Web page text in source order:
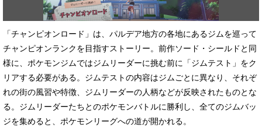
「チャンピオンロード」は、パルデア地方の各地にあるジムを巡って
チャンピオンランクを目指すストーリー。前作ソード・シールドと同
様に、ポケモンジムではジムリーダーに挑む前に「ジムテスト」をク
リアする必要がある。ジムテストの内容はジムごとに異なり、それぞ
れの街の風習や特徴、ジムリーダーの人柄などが反映されたものとな
る。ジムリーダーたちとのポケモンバトルに勝利し、全てのジムバッ
ジを集めると、ポケモンリーグへの道が開かれる。